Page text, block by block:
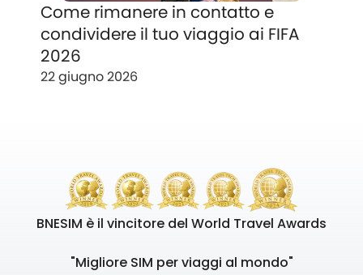
Come rimanere in contatto e
condividere il tuo viaggio ai FIFA
2026
22 giugno 2026
BNESIM è il vincitore del World Travel Awards
"Migliore SIM per viaggi al mondo"